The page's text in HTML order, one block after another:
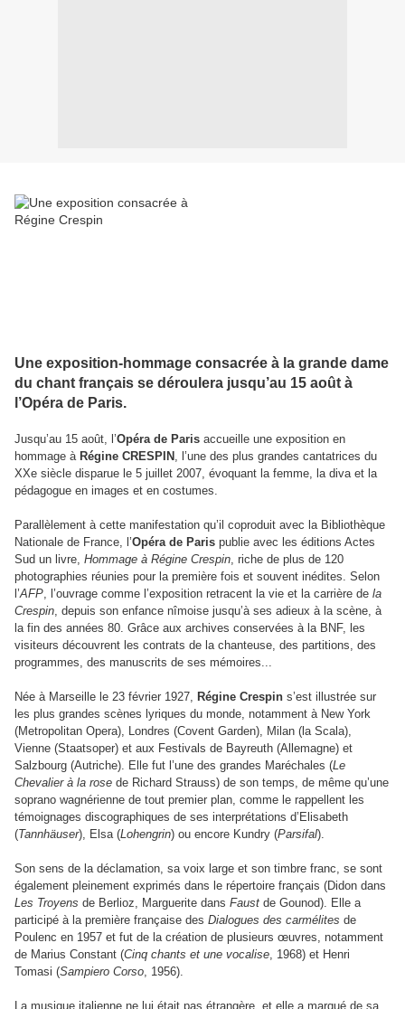
Une exposition-hommage consacrée à la grande dame
du chant français se déroulera jusqu’au 15 août à
l’Opéra de Paris.
Jusqu’au 15 août, l’Opéra de Paris accueille une exposition en
hommage à Régine CRESPIN , l’une des plus grandes cantatrices du
XXe siècle disparue le 5 juillet 2007, évoquant la femme, la diva et la
pédagogue en images et en costumes.
Parallèlement à cette manifestation qu’il coproduit avec la Bibliothèque
Nationale de France, l’Opéra de Paris publie avec les éditions Actes
Sud un livre, Hommage à Régine Crespin, riche de plus de 120
photographies réunies pour la première fois et souvent inédites. Selon
l’AFP, l’ouvrage comme l’exposition retracent la vie et la carrière de la
Crespin, depuis son enfance nîmoise jusqu’à ses adieux à la scène, à
la fin des années 80. Grâce aux archives conservées à la BNF, les
visiteurs découvrent les contrats de la chanteuse, des partitions, des
programmes, des manuscrits de ses mémoires...
Née à Marseille le 23 février 1927, Régine Crespin s’est illustrée sur
les plus grandes scènes lyriques du monde, notamment à New York
(Metropolitan Opera), Londres (Covent Garden), Milan (la Scala),
Vienne (Staatsoper) et aux Festivals de Bayreuth (Allemagne) et
Salzbourg (Autriche). Elle fut l’une des grandes Maréchales (Le
Chevalier à la rose de Richard Strauss) de son temps, de même qu’une
soprano wagnérienne de tout premier plan, comme le rappellent les
témoignages discographiques de ses interprétations d’Elisabeth
(Tannhäuser), Elsa (Lohengrin) ou encore Kundry (Parsifal).
Son sens de la déclamation, sa voix large et son timbre franc, se sont
également pleinement exprimés dans le répertoire français (Didon dans
Les Troyens de Berlioz, Marguerite dans Faust de Gounod). Elle a
participé à la première française des Dialogues des carmélites de
Poulenc en 1957 et fut de la création de plusieurs œuvres, notamment
de Marius Constant (Cinq chants et une vocalise, 1968) et Henri
Tomasi (Sampiero Corso, 1956).
La musique italienne ne lui était pas étrangère, et elle a marqué de sa